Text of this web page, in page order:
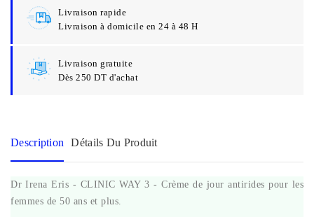
Livraison rapide
Livraison à domicile en 24 à 48 H
Livraison gratuite
Dès 250 DT d'achat
Description Détails Du Produit
Dr Irena Eris - CLINIC WAY 3 - Crème de jour antirides pour les
femmes de 50 ans et plus.